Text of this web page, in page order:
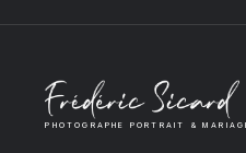
PHOTOGRAPHE PORTRAIT &